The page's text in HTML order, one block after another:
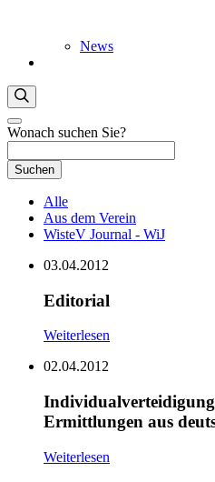
News
Wonach suchen Sie?
Suchen
Alle
Aus dem Verein
WisteV Journal - WiJ
03.04.2012
Editorial
Weiterlesen
02.04.2012
Ermittlungen aus
Weiterlesen